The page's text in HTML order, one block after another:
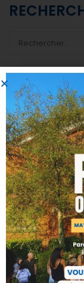
Actualités
Calendrier de
Uncategorized
DERNIERS